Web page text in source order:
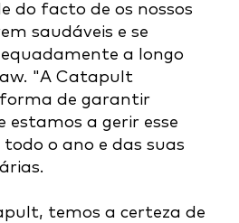
do facto de os nossos
saudáveis e se
a longo
"A Catapult
de garantir
estamos a gerir esse
o ano e das suas
temos a certeza de